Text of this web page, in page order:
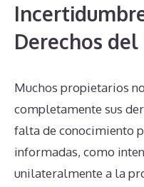
Derechos
Muchos propietarios
completamente sus
falta de conocimiento
informadas, como
unilateralmente a la